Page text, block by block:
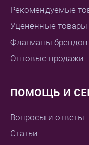
Рекомендуемые
Уцененные товары
Флагманы брендов
Оптовые продажи
ПОМОЩЬ И
Вопросы и ответы
Статьи